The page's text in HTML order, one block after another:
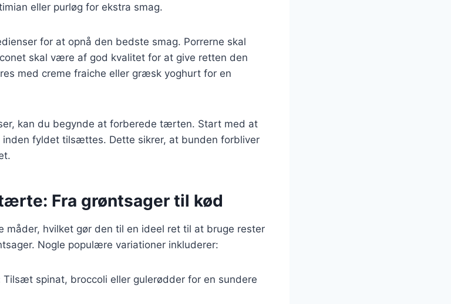
eller purløg for ekstra smag.
for at opnå den bedste smag. Porrerne skal
skal være af god kvalitet for at give retten den
med creme fraiche eller græsk yoghurt for en
kan du begynde at forberede tærten. Start med at
fyldet tilsættes. Dette sikrer, at bunden forbliver
Fra grøntsager til kød
måder, hvilket gør den til en ideel ret til at bruge rester
Nogle populære variationer inkluderer:
Tilsæt spinat, broccoli eller gulerødder for en sundere